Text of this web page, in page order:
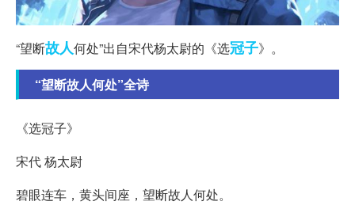
“望断故人何处”出自宋代杨太尉的《选冠子》。
“望断故人何处”全诗
《选冠子》
宋代 杨太尉
碧眼连车，黄头间座，望断故人何处。